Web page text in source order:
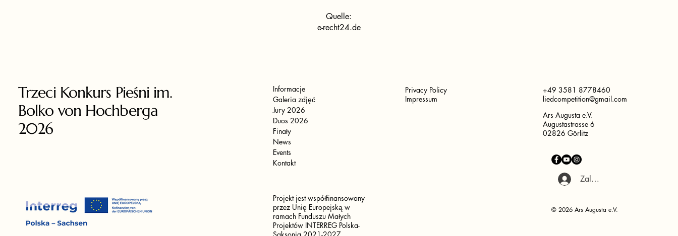
Quelle:
e-recht24.de
Trzeci Konkurs Pieśni im.
Bolko von Hochberga
2026
Informacje
Galeria zdjęć
Jury 2026
Duos 2026
Finały
News
Events
Kontakt
Projekt jest współfinansowany
przez Unię Europejską w
ramach Funduszu Małych
Projektów INTERREG Polska-
Privacy Policy
Impressum
+49 3581 8778460
liedcompetition@gmail.com
Ars Augusta e.V.
Augustastrasse 6
02826 Görlitz
Zaloguj się
© 2026 Ars Augusta e.V.